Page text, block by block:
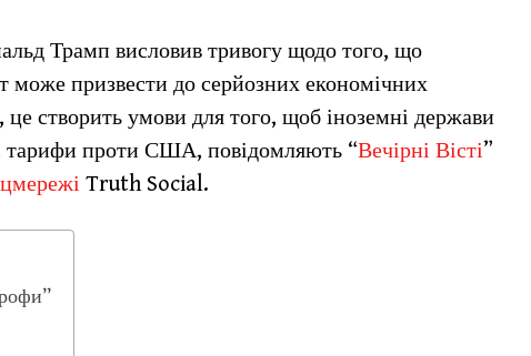
Трамп висловив тривогу щодо того, що
може призвести до серйозних економічних
створить умови для того, щоб іноземні держави
тарифи проти США, повідомляють “Вечірні Вісті”
Truth Social.